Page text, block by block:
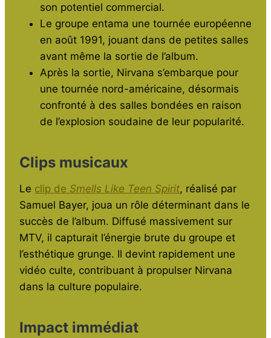
son potentiel commercial.
Le groupe entama une tournée européenne
en août 1991, jouant dans de petites salles
avant même la sortie de l’album.
Après la sortie, Nirvana s’embarque pour
une tournée nord-américaine, désormais
confronté à des salles bondées en raison
de l’explosion soudaine de leur popularité.
Clips musicaux
Le clip de Smells Like Teen Spirit, réalisé par
Samuel Bayer, joua un rôle déterminant dans le
succès de l’album. Diffusé massivement sur
MTV, il capturait l’énergie brute du groupe et
l’esthétique grunge. Il devint rapidement une
vidéo culte, contribuant à propulser Nirvana
dans la culture populaire.
Impact immédiat